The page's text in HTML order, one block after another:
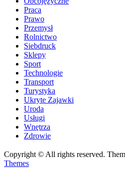
Praca
Prawo
Przemysł
Rolnictwo
Siebdruck
Sklepy
Sport
Technologie
Transport
Turystyka
Ukryte Zajawki
Uroda
Usługi
Wnętrza
Zdrowie
Copyright © All rights reserved.
Themes